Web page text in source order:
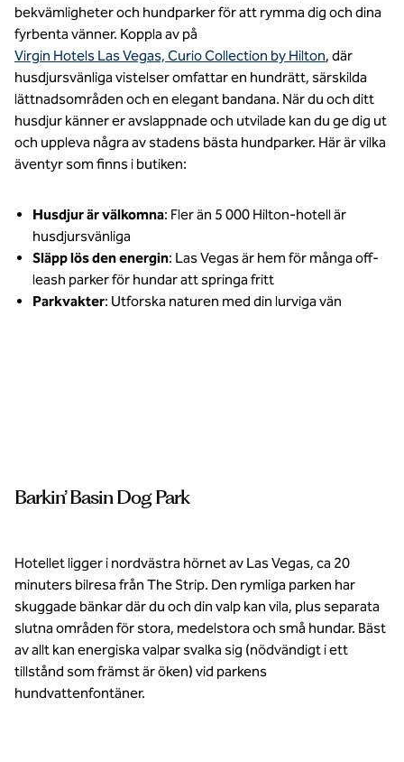
bekvämligheter och hundparker för att rymma dig och dina
fyrbenta vänner. Koppla av på
Virgin Hotels Las Vegas, Curio Collection by Hilton, där
husdjursvänliga vistelser omfattar en hundrätt, särskilda
lättnadsområden och en elegant bandana. När du och ditt
husdjur känner er avslappnade och utvilade kan du ge dig ut
och uppleva några av stadens bästa hundparker. Här är vilka
äventyr som finns i butiken:
Husdjur är välkomna: Fler än 5 000 Hilton-hotell är
husdjursvänliga
Släpp lös den energin: Las Vegas är hem för många off-
leash parker för hundar att springa fritt
Parkvakter: Utforska naturen med din lurviga vän
Barkin’ Basin Dog Park
Hotellet ligger i nordvästra hörnet av Las Vegas, ca 20
minuters bilresa från The Strip. Den rymliga parken har
skuggade bänkar där du och din valp kan vila, plus separata
slutna områden för stora, medelstora och små hundar. Bäst
av allt kan energiska valpar svalka sig (nödvändigt i ett
tillstånd som främst är öken) vid parkens
hundvattenfontäner.